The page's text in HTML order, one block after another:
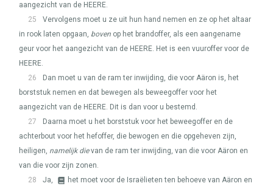
aangezicht van de HEERE.
25
Vervolgens moet u ze uit hun hand nemen en ze op het altaar
in rook laten opgaan, boven op het brandoffer, als een aangename
geur voor het aangezicht van de HEERE. Het is een vuuroffer voor de
HEERE.
26
Dan moet u van de ram ter inwijding, die voor Aäron is, het
borststuk nemen en dat bewegen als beweegoffer voor het
aangezicht van de HEERE. Dit is dan voor u bestemd.
27
Daarna moet u het borststuk voor het beweegoffer en de
achterbout voor het hefoffer, die bewogen en die opgeheven zijn,
heiligen, namelijk dievan de ram ter inwijding, van die voor Aäron en
van die voor zijn zonen.
28
Ja,
het moet voor de Israëlieten ten behoeve van Aäron en